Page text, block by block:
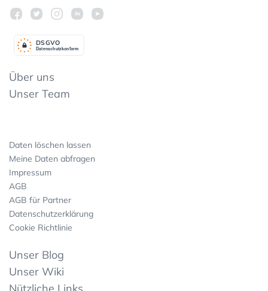
Datenschutzkonform
DSGVO
Über uns
Unser Team
Daten löschen lassen
Meine Daten abfragen
Impressum
AGB
AGB für Partner
Datenschutzerklärung
Cookie Richtlinie
Unser Blog
Unser Wiki